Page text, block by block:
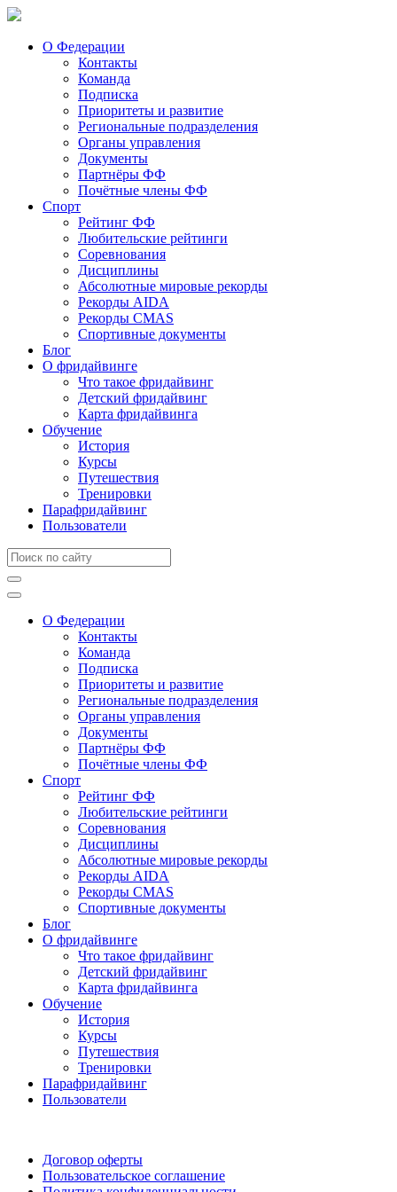
О Федерации
Контакты
Команда
Подписка
Приоритеты и развитие
Региональные подразделения
Органы управления
Документы
Партнёры ФФ
Почётные члены ФФ
Спорт
Рейтинг ФФ
Любительские рейтинги
Соревнования
Дисциплины
Абсолютные мировые рекорды
Рекорды AIDA
Рекорды CMAS
Спортивные документы
Блог
О фридайвинге
Что такое фридайвинг
Детский фридайвинг
Карта фридайвинга
Обучение
История
Курсы
Путешествия
Тренировки
Парафридайвинг
Пользователи
О Федерации
Контакты
Команда
Подписка
Приоритеты и развитие
Региональные подразделения
Органы управления
Документы
Партнёры ФФ
Почётные члены ФФ
Спорт
Рейтинг ФФ
Любительские рейтинги
Соревнования
Дисциплины
Абсолютные мировые рекорды
Рекорды AIDA
Рекорды CMAS
Спортивные документы
Блог
О фридайвинге
Что такое фридайвинг
Детский фридайвинг
Карта фридайвинга
Обучение
История
Курсы
Путешествия
Тренировки
Парафридайвинг
Пользователи
Договор оферты
Пользовательское соглашение